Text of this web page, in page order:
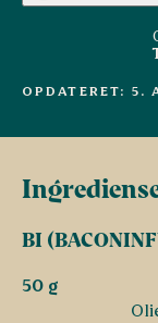
OPDATERET: 5.
BI
50 g